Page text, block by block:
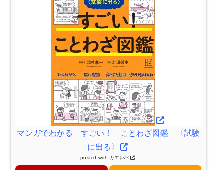
マンガでわかる すごい！ ことわざ図鑑 〈試験
に出る〉
posted with カエレバ